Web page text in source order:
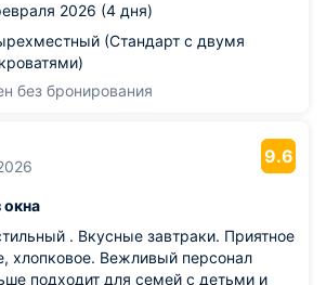
и банька) Если буду в Сочи- то
нет!
2026 (4 дня)
(Стандарт с двумя
без бронирования
9.6
окна
. Вкусные завтраки. Приятное
хлопковое. Вежливый персонал
подходит для семей с детьми и